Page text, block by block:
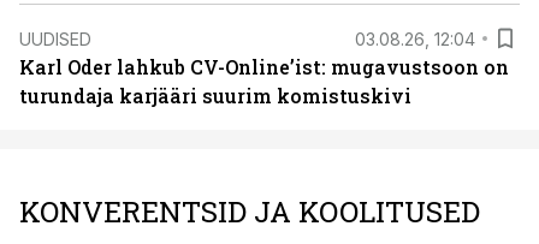
UUDISED 03.08.26, 12:04
Karl Oder lahkub CV-Online’ist: mugavustsoon on
turundaja karjääri suurim komistuskivi
KONVERENTSID JA KOOLITUSED